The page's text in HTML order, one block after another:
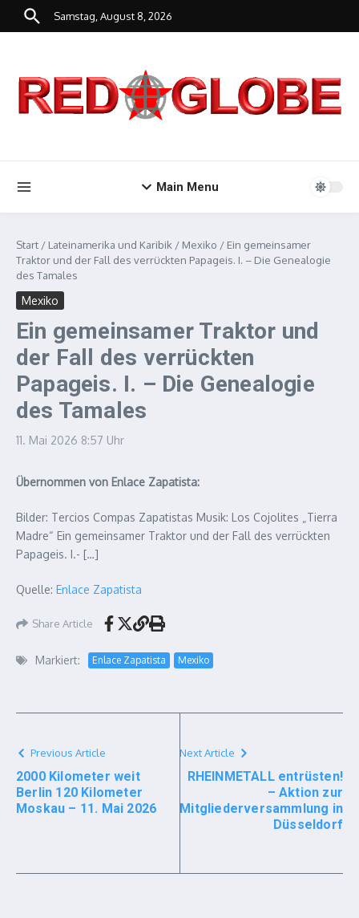
Zum Inhalt springen
Samstag, August 8, 2026
Main Menu
Start / Lateinamerika und Karibik / Mexiko / Ein gemeinsamer
Traktor und der Fall des verrückten Papageis. I. – Die Genealogie
des Tamales
Mexiko
Ein gemeinsamer Traktor und
der Fall des verrückten
Papageis. I. – Die Genealogie
des Tamales
11. Mai 2026 8:57 Uhr
Übernommen von Enlace Zapatista:
Bilder: Tercios Compas Zapatistas Musik: Los Cojolites „Tierra
Madre“ Ein gemeinsamer Traktor und der Fall des verrückten
Papageis. I.- […]
Quelle: Enlace Zapatista
Share Article
Markiert: Enlace Zapatista Mexiko
Previous Article
2000 Kilometer weit
Berlin 120 Kilometer
Moskau – 11. Mai 2026
Next Article
RHEINMETALL entrüsten!
– Aktion zur
Mitgliederversammlung in
Düsseldorf